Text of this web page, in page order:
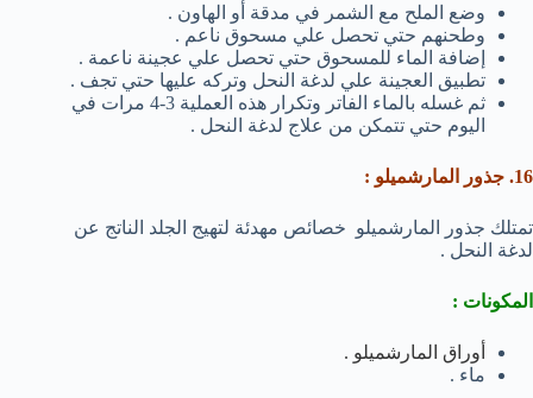
وضع الملح مع الشمر في مدقة أو الهاون .
وطحنهم حتي تحصل علي مسحوق ناعم .
إضافة الماء للمسحوق حتي تحصل علي عجينة ناعمة .
تطبيق العجينة علي لدغة النحل وتركه عليها حتي تجف .
ثم غسله بالماء الفاتر وتكرار هذه العملية 3-4 مرات في
اليوم حتي تتمكن من علاج لدغة النحل .
16. جذور المارشميلو :
تمتلك جذور المارشميلو خصائص مهدئة لتهيج الجلد الناتج عن
لدغة النحل .
المكونات :
أوراق المارشميلو .
ماء .